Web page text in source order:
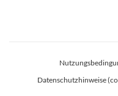
Datenschutzhinweise